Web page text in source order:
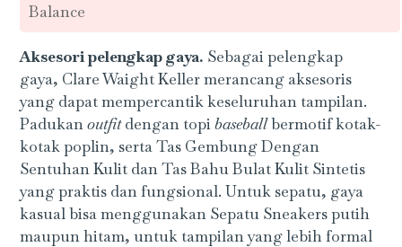
Balance
Aksesori pelengkap gaya. Sebagai pelengkap
gaya, Clare Waight Keller merancang aksesoris
yang dapat mempercantik keseluruhan tampilan.
Padukanoutfitdengan topibaseballbermotif kotak-
kotak poplin, serta Tas Gembung Dengan
Sentuhan Kulit dan Tas Bahu Bulat Kulit Sintetis
yang praktis dan fungsional. Untuk sepatu, gaya
kasual bisa menggunakan Sepatu Sneakers putih
maupun hitam, untuk tampilan yang lebih formal